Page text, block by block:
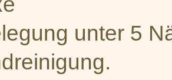
unter 5